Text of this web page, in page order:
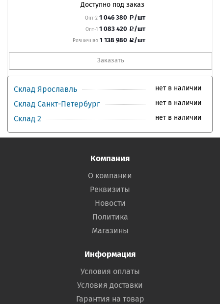
Доступно под заказ
Опт-2 1 046 380 /шт
Опт-1 1 083 420 /шт
Розничная 1 138 980 /шт
Заказать
Склад Ярославль нет в наличии
Склад Санкт-Петербург нет в наличии
Склад 2 нет в наличии
Компания
О компании
Реквизиты
Новости
Политика
Магазины
Информация
Условия оплаты
Условия доставки
Гарантия на товар